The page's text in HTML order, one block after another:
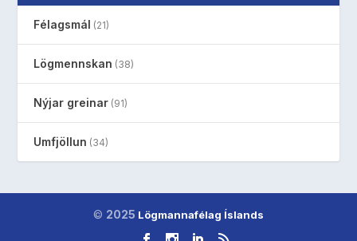
Félagsmál (21)
Lögmennskan (38)
Nýjar greinar (91)
Umfjöllun (34)
© 2025 Lögmannafélag Íslands